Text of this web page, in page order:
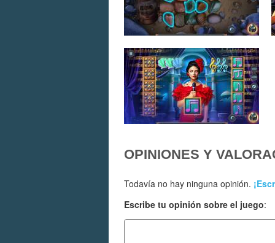
OPINIONES Y
Todavía no hay ninguna opinión.
Escribe tu opinión sobre el juego: